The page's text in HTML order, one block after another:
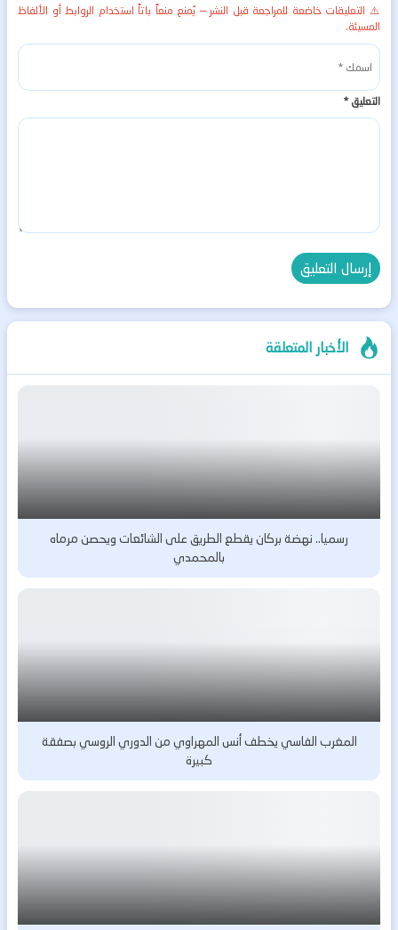
⚠️ التعليقات خاضعة للمراجعة قبل النشر — يُمنع منعاً باتاً استخدام الروابط أو الألفاظ
المسيئة.
التعليق*
الأخبار المتعلقة
رسميا.. نهضة بركان يقطع الطريق على الشائعات ويحصن مرماه
بالمحمدي
المغرب الفاسي يخطف أنس المهراوي من الدوري الروسي بصفقة
كبيرة